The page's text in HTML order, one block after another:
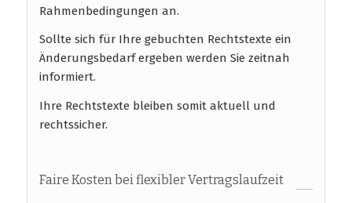
Rahmenbedingungen an.
Sollte sich für Ihre gebuchten Rechtstexte ein
Änderungsbedarf ergeben werden Sie zeitnah
informiert.
Ihre Rechtstexte bleiben somit aktuell und
rechtssicher.
Faire Kosten bei flexibler Vertragslaufzeit